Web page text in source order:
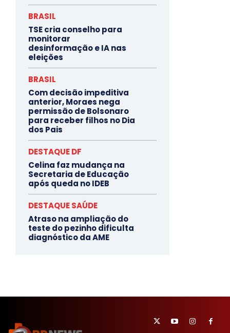
BRASIL
TSE cria conselho para
monitorar
desinformação e IA nas
eleições
BRASIL
Com decisão impeditiva
anterior, Moraes nega
permissão de Bolsonaro
para receber filhos no Dia
dos Pais
DESTAQUE DF
Celina faz mudança na
Secretaria de Educação
após queda no IDEB
DESTAQUE SAÚDE
Atraso na ampliação do
teste do pezinho dificulta
diagnóstico da AME